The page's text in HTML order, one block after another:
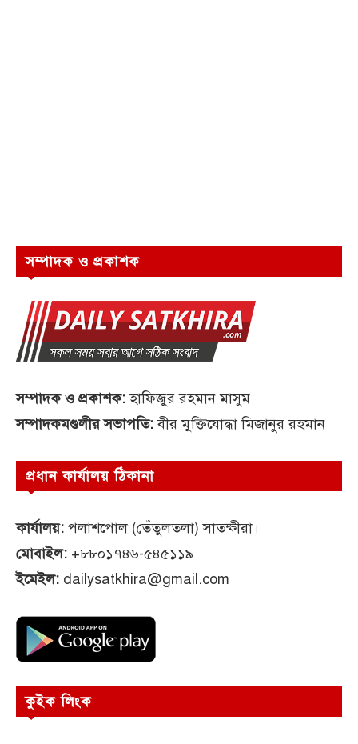
সম্পাদক ও প্রকাশক
সম্পাদক ও প্রকাশক:হাফিজুর রহমান মাসুম
সম্পাদকমণ্ডলীর সভাপতি:বীর মুক্তিযোদ্ধা মিজানুর রহমান
প্রধান কার্যালয় ঠিকানা
কার্যালয়: পলাশপোল (তেঁতুলতলা) সাতক্ষীরা।
মোবাইল: +৮৮০১৭৪৬-৫৪৫১১৯
ইমেইল: dailysatkhira@gmail.com
কুইক লিংক